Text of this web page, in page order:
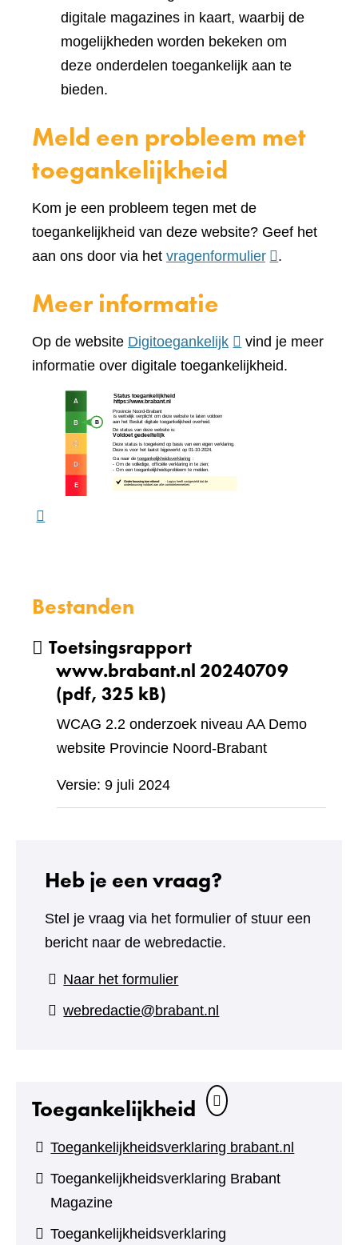
digitale magazines in kaart, waarbij de
mogelijkheden worden bekeken om
deze onderdelen toegankelijk aan te
bieden.
Meld een probleem met
toegankelijkheid
Kom je een probleem tegen met de
toegankelijkheid van deze website? Geef het
aan ons door via het vragenformulier(verwijst
website)
.
Meer informatie
Op de website Digitoegankelijk(verwijst
naar
vind je meer
informatie over digitale toegankelijkheid.
Bestanden
Toetsingsrapport
www.brabant.nl 20240709
(pdf, 325 kB)
WCAG 2.2 onderzoek niveau AA Demo
website Provincie Noord-Brabant
Versie: 9 juli 2024
Heb je een vraag?
Stel je vraag via het formulier of stuur een
bericht naar de webredactie.
Naar het formulier(verwijst
naar
webredactie@brabant.nl
Toegankelijkheid
Toegankelijkheidsverklaring brabant.nl
Toegankelijkheidsverklaring Brabant
Magazine
Toegankelijkheidsverklaring